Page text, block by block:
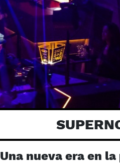
Una nueva era en